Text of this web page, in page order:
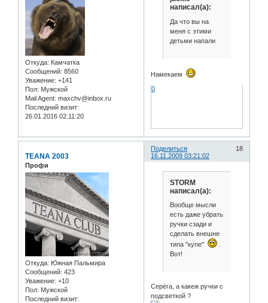
Откуда: Камчатка
Сообщений: 8560
Уважение: +141
Пол: Мужской
Mail Agent: maxchv@inbox.ru
Последний визит:
26.01.2016 02:11:20
написал(а):
Да что вы на
меня с этими
детьми напали
Намекаем
0
Поделиться
18
16.11.2009 03:21:02
TEANA 2003
Профи
Откуда: Южная Пальмира
Сообщений: 423
Уважение: +10
Пол: Мужской
Последний визит:
STORM
написал(а):
Вообще мысли
есть даже убрать
ручки сзади и
сделать внешне
типа "купе"
.
Вот!
Серёга, а какеж ручки с
подсветкой ?